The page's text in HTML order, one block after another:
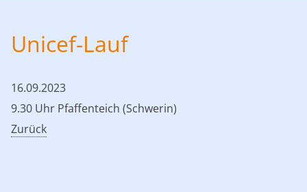
Unicef-Lauf
16.09.2023
9.30 Uhr Pfaffenteich (Schwerin)
Zurück